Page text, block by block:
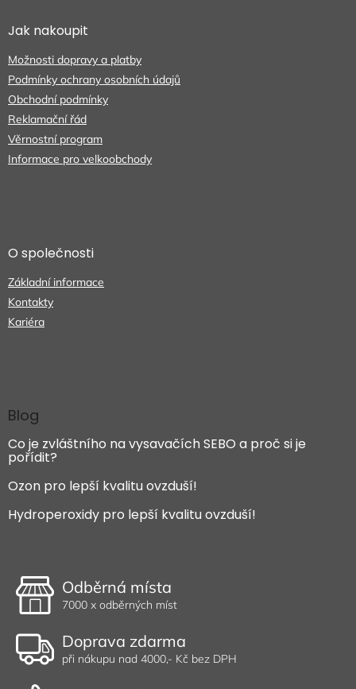
aJak nakoupit
Možnosti dopravy a platby
Podmínky ochrany osobních údajů
Obchodní podmínky
Reklamační řád
Věrnostní program
Informace pro velkoobchody
O společnosti
Základní informace
Kontakty
Kariéra
Blog
Co je zvláštního na vysavačích SEBO a proč si je
pořídit?
Ozon pro lepší kvalitu ovzduší!
Hydroperoxidy pro lepší kvalitu ovzduší!
Odběrná místa
7000 x odběrných míst
Doprava zdarma
při nákupu nad 4000,- Kč bez DPH